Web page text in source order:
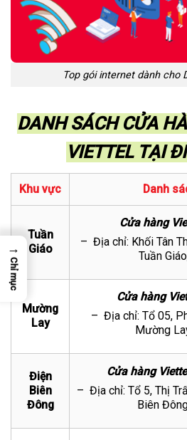
Top gói internet dành cho
DANH SÁCH CỬA
VIETTEL TẠI
Khu vực Danh
Tuần
Giáo
Cửa hàng
– Địa chỉ: Khối Tân
Tuần
Mường
Lay
Cửa hàng
– Địa chỉ: Tổ 05,
Mường
Điện
Biên
Đông
Cửa hàng
– Địa chỉ: Tổ 5, Thị
Biên
→
Chỉ mục